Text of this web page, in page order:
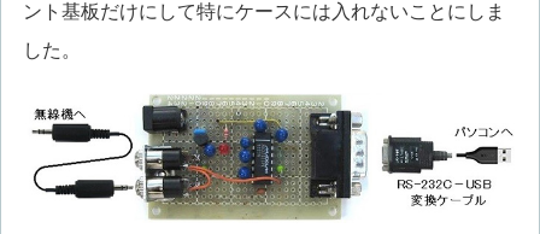
ント基板だけにして特にケースには入れないことにしま
した。